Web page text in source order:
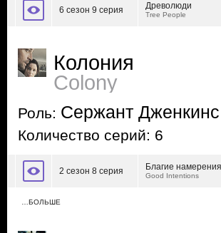
6 сезон 9 серия Древолюди
Tree People
Колония
Colony
Роль: Сержант Дженкинс
Количество серий: 6
2 сезон 8 серия Благие намерения
Good Intentions
…БОЛЬШЕ